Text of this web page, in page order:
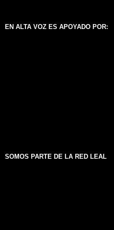
EN ALTA VOZ ES APOYADO POR:
SOMOS PARTE DE LA RED LEAL